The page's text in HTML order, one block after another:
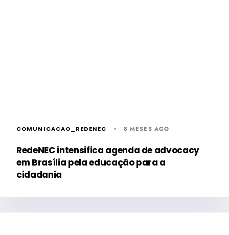
COMUNICACAO_REDENEC 8 MESES AGO
RedeNEC intensifica agenda de advocacy
em Brasília pela educação para a
cidadania